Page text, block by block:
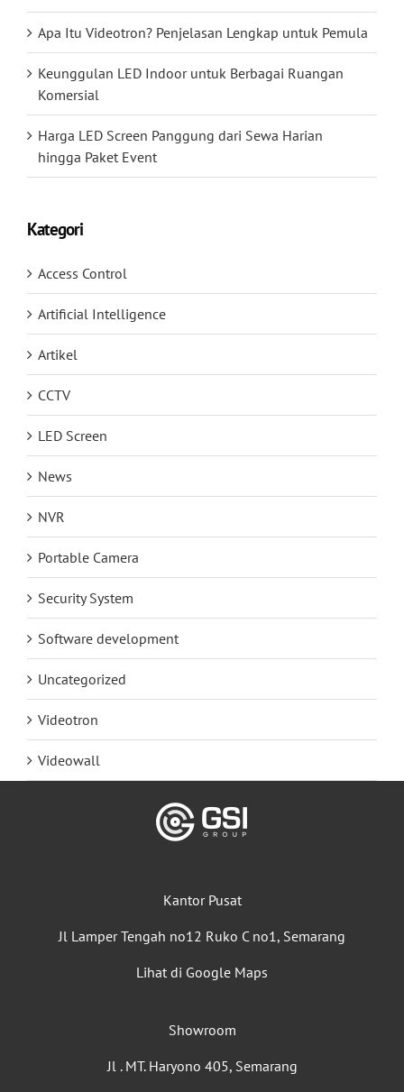
Apa Itu Videotron? Penjelasan Lengkap untuk Pemula
Keunggulan LED Indoor untuk Berbagai Ruangan
Komersial
Harga LED Screen Panggung dari Sewa Harian
hingga Paket Event
Kategori
Access Control
Artificial Intelligence
Artikel
CCTV
LED Screen
News
NVR
Portable Camera
Security System
Software development
Uncategorized
Videotron
Videowall
Kantor Pusat
Jl Lamper Tengah no12 Ruko C no1, Semarang
Lihat di Google Maps
Showroom
Jl . MT. Haryono 405, Semarang